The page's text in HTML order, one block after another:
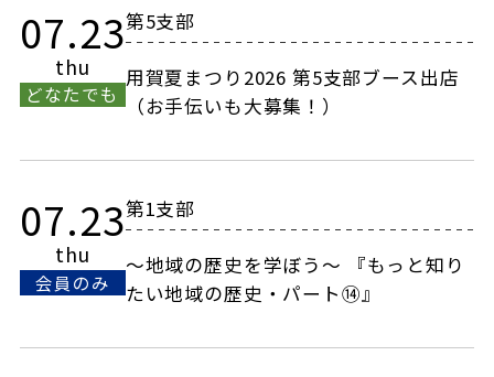
07.23
thu
どなたでも
第5支部
用賀夏まつり2026 第5支部ブース出店
（お手伝いも大募集！）
07.23
thu
会員のみ
第1支部
～地域の歴史を学ぼう～ 『もっと知り
たい地域の歴史・パート⑭』